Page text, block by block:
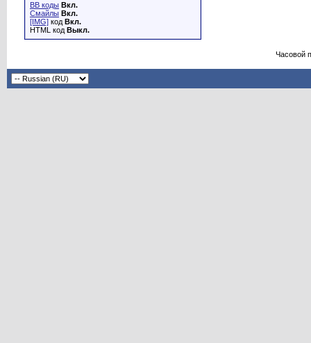
BB коды Вкл.
Смайлы Вкл.
[IMG] код Вкл.
HTML код Выкл.
Часовой